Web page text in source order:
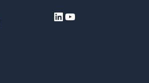
LinkedIn YouTube